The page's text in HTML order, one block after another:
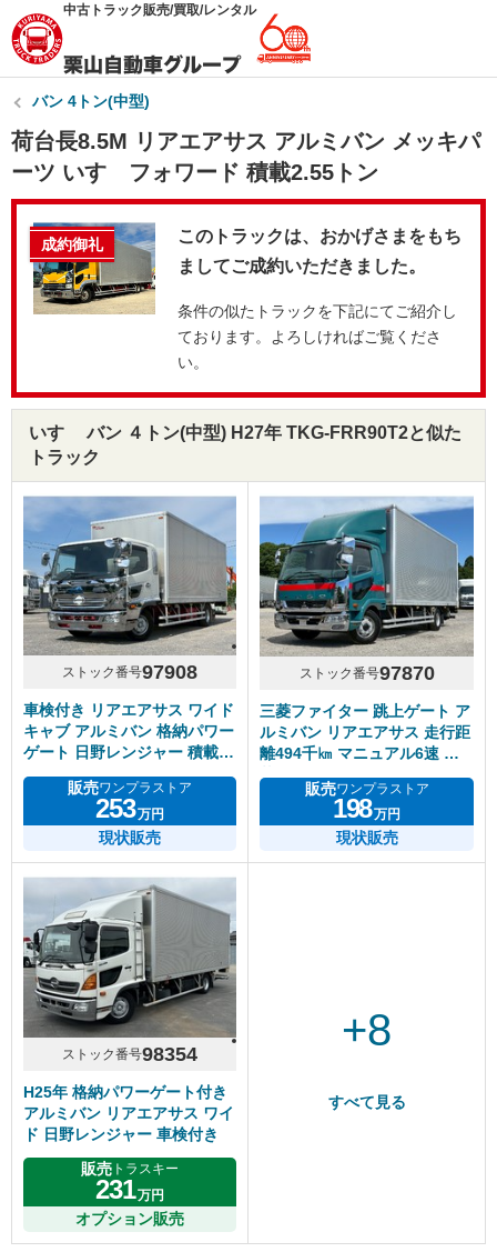
中古トラック販売/買取/レンタル
バン 4トン(中型)
荷台長8.5M リアエアサス アルミバン メッキパ
ーツ いすゞフォワード 積載2.55トン
成約御礼
このトラックは、おかげさまをもち
ましてご成約いただきました。
条件の似たトラックを下記にてご紹介し
ております。よろしければご覧くださ
い。
いすゞ バン ４トン(中型) H27年 TKG-FRR90T2と似た
トラック
ストック番号97908
車検付き リアエアサス ワイド
キャブ アルミバン 格納パワー
ゲート 日野レンジャー 積載
2.7トン
販売ワンプラストア
253万円
現状販売
ストック番号97870
三菱ファイター 跳上ゲート ア
ルミバン リアエアサス 走行距
離494千㎞ マニュアル6速 積
載3000㎏
販売ワンプラストア
198万円
現状販売
ストック番号98354
H25年 格納パワーゲート付き
アルミバン リアエアサス ワイ
ド 日野レンジャー 車検付き
販売 トラスキー
231万円
オプション販売
+8
すべて見る